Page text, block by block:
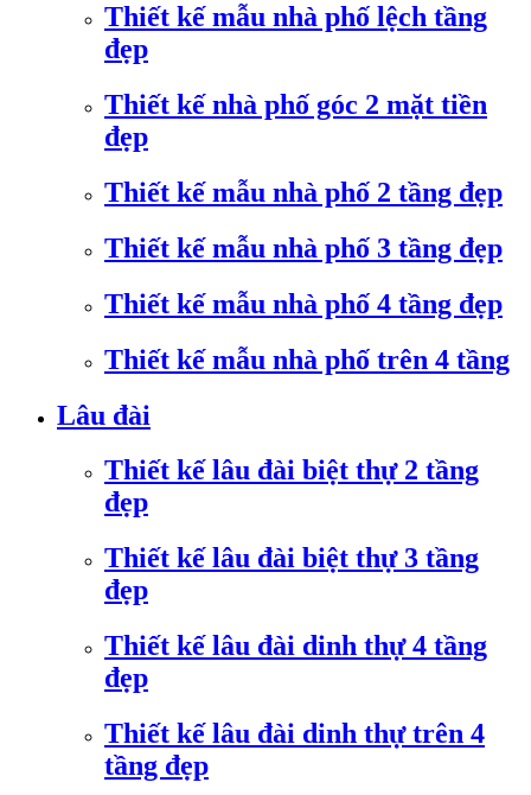
Thiết kế mẫu nhà phố lệch tầng
đẹp
Thiết kế nhà phố góc 2 mặt tiền
đẹp
Thiết kế mẫu nhà phố 2 tầng đẹp
Thiết kế mẫu nhà phố 3 tầng đẹp
Thiết kế mẫu nhà phố 4 tầng đẹp
Thiết kế mẫu nhà phố trên 4 tầng
Lâu đài
Thiết kế lâu đài biệt thự 2 tầng
đẹp
Thiết kế lâu đài biệt thự 3 tầng
đẹp
Thiết kế lâu đài dinh thự 4 tầng
đẹp
Thiết kế lâu đài dinh thự trên 4
tầng đẹp